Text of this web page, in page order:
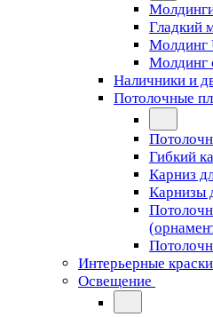
Гладкий
Молдинг
Молдинг
Наличники и
Потолочные
Гибкий
Карниз
Карнизы
Интерьерные краски
Освещение